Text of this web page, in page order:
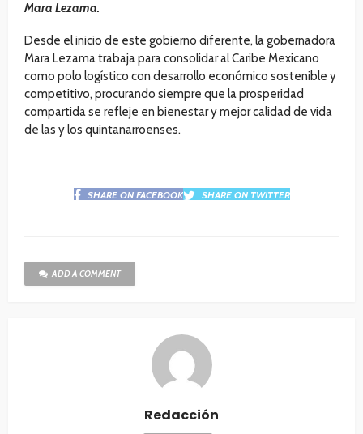
Mara Lezama.
Desde el inicio de este gobierno diferente, la gobernadora
Mara Lezama trabaja para consolidar al Caribe Mexicano
como polo logístico con desarrollo económico sostenible y
competitivo, procurando siempre que la prosperidad
compartida se refleje en bienestar y mejor calidad de vida
de las y los quintanarroenses.
SHARE ON FACEBOOK SHARE ON TWITTER
ADD A COMMENT
Redacción